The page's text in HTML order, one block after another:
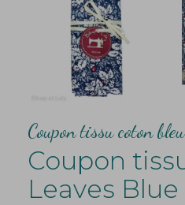
Coupon tissu coton
Coupon
Leaves Blue